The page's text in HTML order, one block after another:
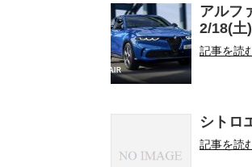
アルフ
2/18(土
記事を読
シトロ
記事を読